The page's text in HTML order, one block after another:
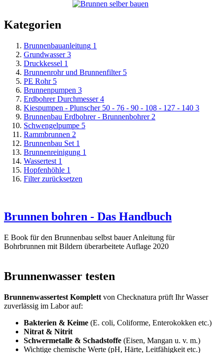
Kategorien
Brunnenbauanleitung 1
Grundwasser 3
Druckkessel 1
Brunnenrohr und Brunnenfilter 5
PE Rohr 5
Brunnenpumpen 3
Erdbohrer Durchmesser 4
Kiespumpen - Plunscher 50 - 76 - 90 - 108 - 127 - 140 3
Brunnenbau Erdbohrer - Brunnenbohrer 2
Schwengelpumpe 5
Rammbrunnen 2
Brunnenbau Set 1
Brunnenreinigung 1
Wassertest 1
Hopfenhöhle 1
Filter zurücksetzen
Brunnen bohren - Das Handbuch
E Book für den Brunnenbau selbst bauer Anleitung für
Bohrbrunnen mit Bildern überarbeitete Auflage 2020
Brunnenwasser testen
Brunnenwassertest Komplett von Checknatura prüft Ihr Wasser
zuverlässig im Labor auf:
Bakterien & Keime (E. coli, Coliforme, Enterokokken etc.)
Nitrat & Nitrit
Schwermetalle & Schadstoffe (Eisen, Mangan u. v. m.)
Wichtige chemische Werte (pH, Härte, Leitfähigkeit etc.)